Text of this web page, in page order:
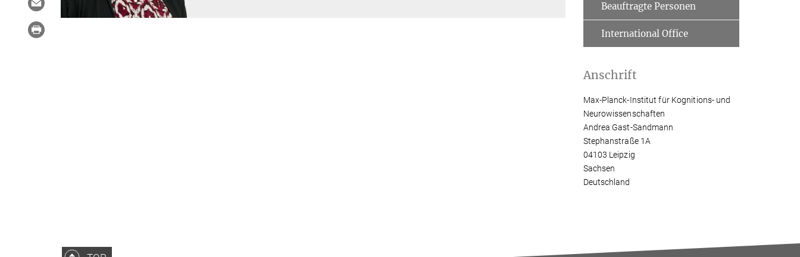
Beauftragte Personen
International Office
Anschrift
Max-Planck-Institut für Kognitions- und
Neurowissenschaften
Andrea Gast-Sandmann
Stephanstraße 1A
04103 Leipzig
Sachsen
Deutschland